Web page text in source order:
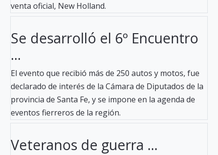
venta oficial, New Holland.
Se desarrolló el 6º Encuentro
...
El evento que recibió más de 250 autos y motos, fue
declarado de interés de la Cámara de Diputados de la
provincia de Santa Fe, y se impone en la agenda de
eventos fierreros de la región.
Veteranos de guerra ...